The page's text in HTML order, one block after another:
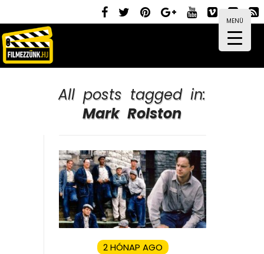
MENÜ
All posts tagged in:
Mark Rolston
2 HÓNAP AGO